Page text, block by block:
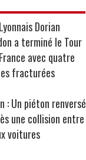
Dorian
a terminé le Tour
avec quatre
fracturées
: Un piéton renversé
une collision entre
voitures